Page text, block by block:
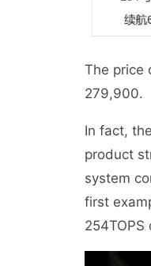
The price
279,900.
In fact,
product
system
first